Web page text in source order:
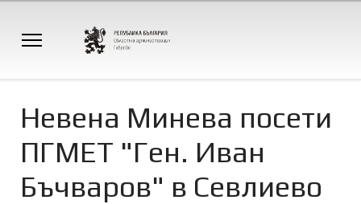
Невена Минева посети
ПГМЕТ "Ген. Иван
Бъчваров" в Севлиево